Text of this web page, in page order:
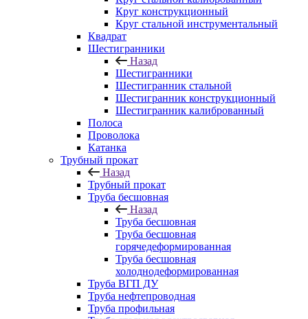
Круг конструкционный
Круг стальной инструментальный
Квадрат
Шестигранники
Назад
Шестигранники
Шестигранник стальной
Шестигранник конструкционный
Шестигранник калиброванный
Полоса
Проволока
Катанка
Трубный прокат
Назад
Трубный прокат
Труба бесшовная
Назад
Труба бесшовная
Труба бесшовная
горячедеформированная
Труба бесшовная
холоднодеформированная
Труба ВГП ДУ
Труба нефтепроводная
Труба профильная